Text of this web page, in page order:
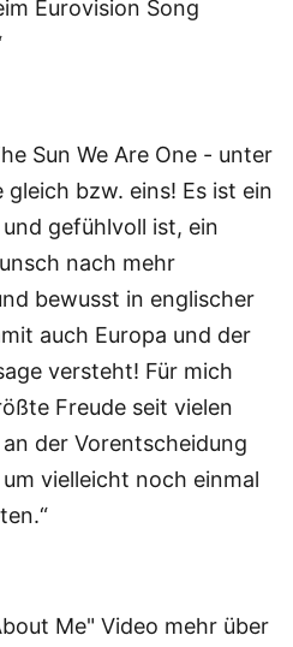
Eurovision Song
Sun We Are One - unter
bzw. eins! Es ist ein
gefühlvoll ist, ein
nach mehr
bewusst in englischer
auch Europa und der
versteht! Für mich
Freude seit vielen
der Vorentscheidung
vielleicht noch einmal
Me" Video mehr über